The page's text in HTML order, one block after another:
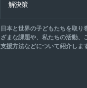
解決策
日本と世界の子どもたちを取り
ざまな課題や、私たちの活動、
支援方法などについて紹介しま